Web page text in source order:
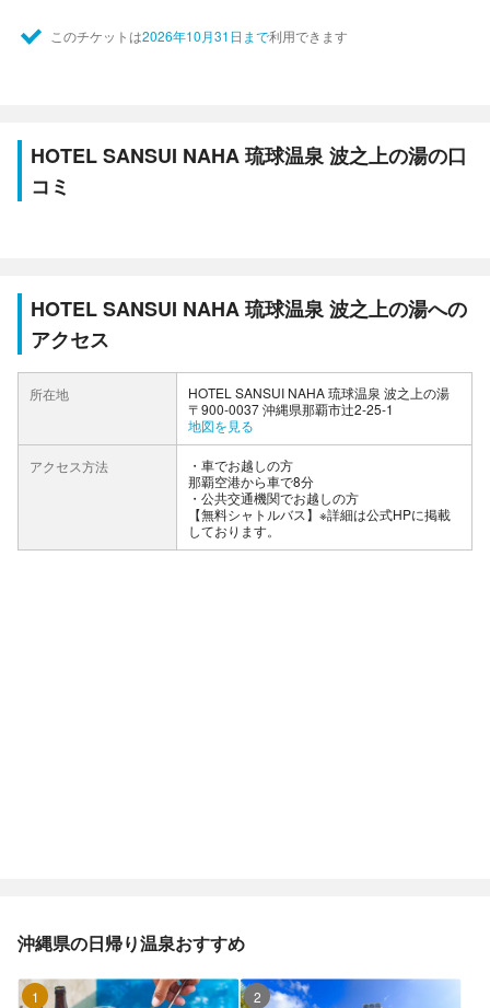
このチケットは2026年10月31日まで利用できます
HOTEL SANSUI NAHA 琉球温泉 波之上の湯の口
コミ
HOTEL SANSUI NAHA 琉球温泉 波之上の湯への
アクセス
所在地
HOTEL SANSUI NAHA 琉球温泉 波之上の湯
〒900-0037 沖縄県那覇市辻2-25-1
地図を見る
アクセス方法
車でお越しの方
那覇空港から車で8分
公共交通機関でお越しの方
【無料シャトルバス】※詳細は公式HPに掲載
しております。
沖縄県の日帰り温泉おすすめ
1位 2位